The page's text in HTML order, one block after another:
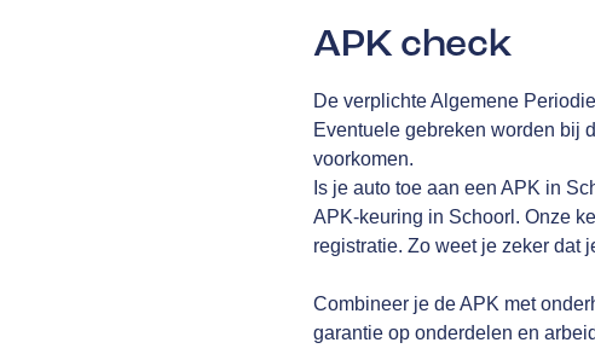
APK check
De verplichte Algemene
Eventuele gebreken worden bij
voorkomen.
Is je auto toe aan een APK in
APK-keuring in Schoorl. Onze
registratie. Zo weet je zeker dat
Combineer je de APK met
garantie op onderdelen en